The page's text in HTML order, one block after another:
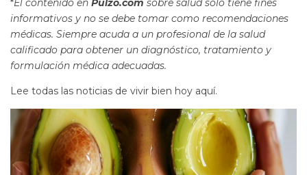
*El contenido en Pulzo.com sobre salud solo tiene fines
informativos y no se debe tomar como recomendaciones
médicas. Siempre acuda a un profesional de la salud
calificado para obtener un diagnóstico, tratamiento y
formulación médica adecuadas.
Lee todas las noticias de vivir bien hoy aquí.